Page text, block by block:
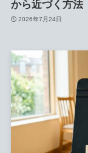
から近づく方法
2026年7月24日